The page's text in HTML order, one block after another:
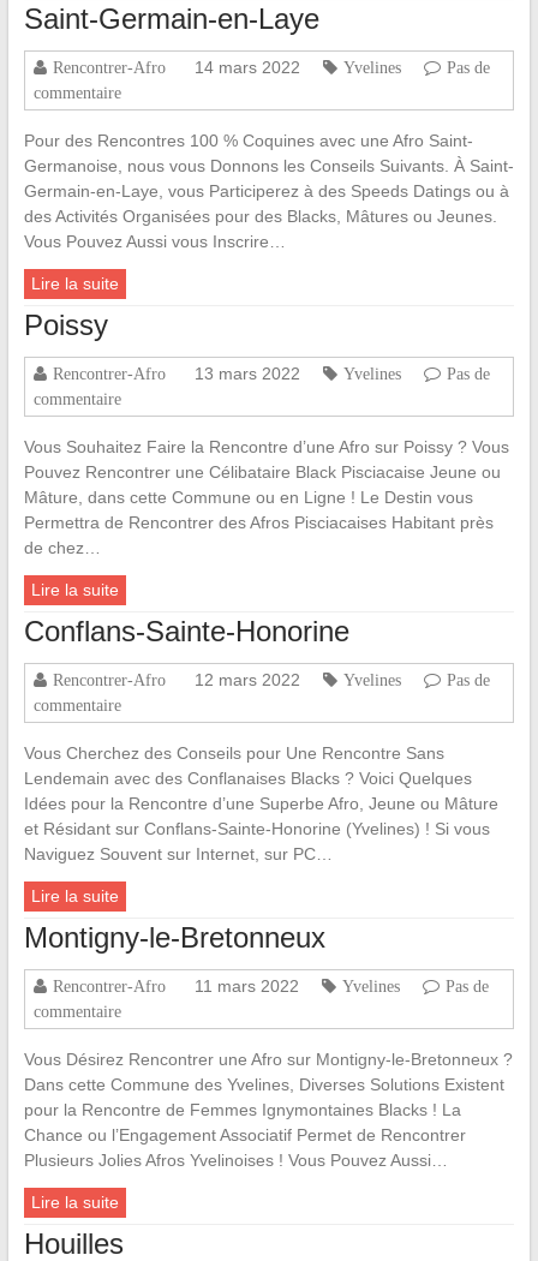
Saint-Germain-en-Laye
Rencontrer-Afro 14 mars 2022 Yvelines
Pas de
commentaire
Pour des Rencontres 100 % Coquines avec une Afro Saint-
Germanoise, nous vous Donnons les Conseils Suivants. À Saint-
Germain-en-Laye, vous Participerez à des Speeds Datings ou à
des Activités Organisées pour des Blacks, Mâtures ou Jeunes.
Vous Pouvez Aussi vous Inscrire…
Lire la suite
Poissy
Rencontrer-Afro 13 mars 2022 Yvelines
Pas de
commentaire
Vous Souhaitez Faire la Rencontre d’une Afro sur Poissy ? Vous
Pouvez Rencontrer une Célibataire Black Pisciacaise Jeune ou
Mâture, dans cette Commune ou en Ligne ! Le Destin vous
Permettra de Rencontrer des Afros Pisciacaises Habitant près
de chez…
Lire la suite
Conflans-Sainte-Honorine
Rencontrer-Afro 12 mars 2022 Yvelines
Pas de
commentaire
Vous Cherchez des Conseils pour Une Rencontre Sans
Lendemain avec des Conflanaises Blacks ? Voici Quelques
Idées pour la Rencontre d’une Superbe Afro, Jeune ou Mâture
et Résidant sur Conflans-Sainte-Honorine (Yvelines) ! Si vous
Naviguez Souvent sur Internet, sur PC…
Lire la suite
Montigny-le-Bretonneux
Rencontrer-Afro 11 mars 2022 Yvelines
Pas de
commentaire
Vous Désirez Rencontrer une Afro sur Montigny-le-Bretonneux ?
Dans cette Commune des Yvelines, Diverses Solutions Existent
pour la Rencontre de Femmes Ignymontaines Blacks ! La
Chance ou l’Engagement Associatif Permet de Rencontrer
Plusieurs Jolies Afros Yvelinoises ! Vous Pouvez Aussi…
Lire la suite
Houilles